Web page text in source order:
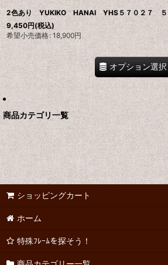
2色あり YUKIKO HANAI YHS５７０２７ ５
9,450円(税込)
希望小売価格: 18,900円
オプション選択
商品カテゴリ一覧
ショッピングカート
ホーム
特殊ﾌﾚｰﾑを探そう！